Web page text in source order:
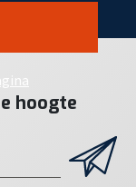
hoogte